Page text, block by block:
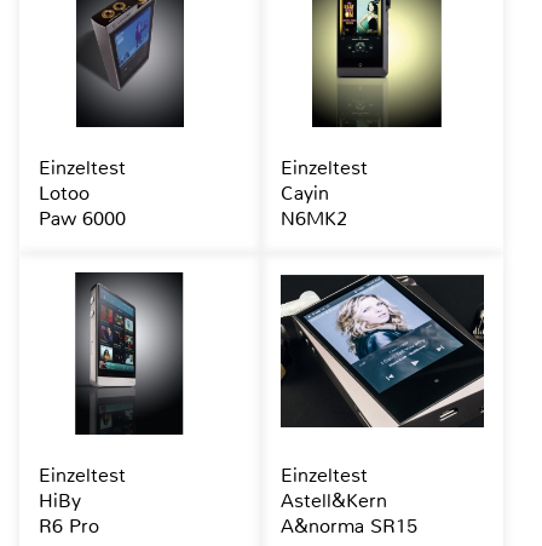
Einzeltest
Lotoo
Paw 6000
Einzeltest
Cayin
N6MK2
Einzeltest
HiBy
R6 Pro
Einzeltest
Astell&Kern
A&norma SR15